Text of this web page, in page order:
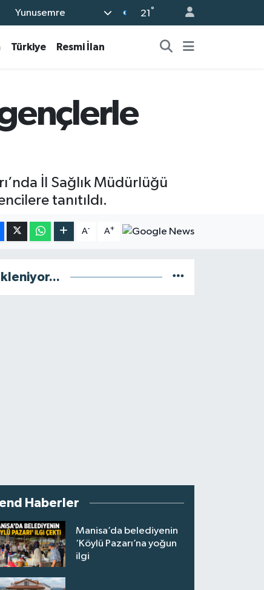
Yunusemre 21 °
Türkiye Resmi İlan
İl Sağlık Müdürlüğü
tanıtıldı.
A- A+
Haberler
Manisa’da belediyenin
‘Köylü Pazarı’na yoğun
ilgi